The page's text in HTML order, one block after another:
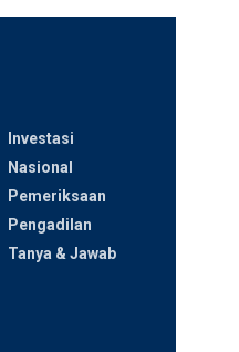
Investasi
Nasional
Pemeriksaan
Pengadilan
Tanya & Jawab